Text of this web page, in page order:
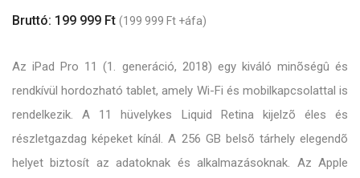
Bruttó: 199 999 Ft (199 999 Ft +áfa)
Az iPad Pro 11 (1. generáció, 2018) egy kiváló minõségû és
rendkívül hordozható tablet, amely Wi-Fi és mobilkapcsolattal is
rendelkezik. A 11 hüvelykes Liquid Retina kijelzõ éles és
részletgazdag képeket kínál. A 256 GB belsõ tárhely elegendõ
helyet biztosít az adatoknak és alkalmazásoknak. Az Apple